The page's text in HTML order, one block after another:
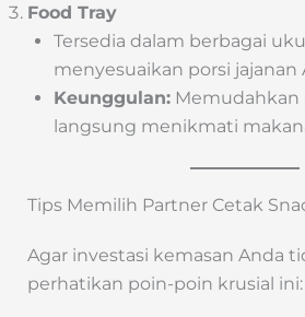
Food Tray
Tersedia dalam berbagai
menyesuaikan porsi jajanan
Keunggulan:Memudahkan
langsung menikmati
Tips Memilih Partner Cetak
Agar investasi kemasan Anda
perhatikan poin-poin krusial ini: